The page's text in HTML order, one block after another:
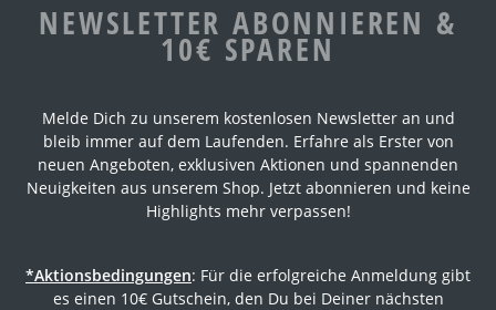
NEWSLETTER ABONNIEREN &
10€ SPAREN
Melde Dich zu unserem kostenlosen Newsletter an und
bleib immer auf dem Laufenden. Erfahre als Erster von
neuen Angeboten, exklusiven Aktionen und spannenden
Neuigkeiten aus unserem Shop. Jetzt abonnieren und keine
Highlights mehr verpassen!
*Aktionsbedingungen: Für die erfolgreiche Anmeldung gibt
es einen 10€ Gutschein, den Du bei Deiner nächsten